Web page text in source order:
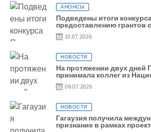
АНОНСЫ
Подведены итоги
предоставлению грантов
предпринимательства –
10.07.2026
НОВОСТИ
На протяжении двух дней
принимала коллег из
туризма Республики
06.07.2026
НОВОСТИ
Гагаузия получила
признание в рамках